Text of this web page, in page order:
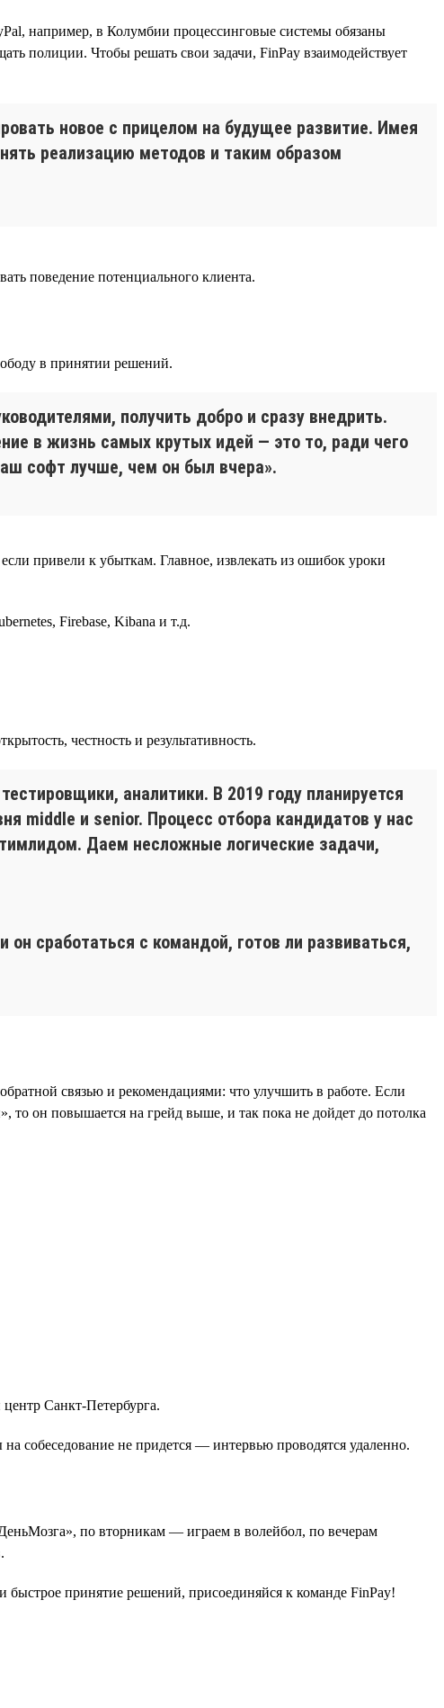
например, в Колумбии процессинговые системы обязаны
полиции. Чтобы решать свои задачи, FinPay взаимодействует
новое с прицелом на будущее развитие. Имея
реализацию методов и таким образом
поведение потенциального клиента.
в принятии решений.
получить добро и сразу внедрить.
в жизнь самых крутых идей — это то, ради чего
софт лучше, чем он был вчера».
привели к убыткам. Главное, извлекать из ошибок уроки
Firebase, Kibana и т.д.
честность и результативность.
аналитики. В 2019 году планируется
middle и senior. Процесс отбора кандидатов у нас
Даем несложные логические задачи,
сработаться с командой, готов ли развиваться,
связью и рекомендациями: что улучшить в работе. Если
то он повышается на грейд выше, и так пока не дойдет до потолка
Санкт-Петербурга.
собеседование не придется — интервью проводятся удаленно.
по вторникам — играем в волейбол, по вечерам
быстрое принятие решений, присоединяйся к команде FinPay!